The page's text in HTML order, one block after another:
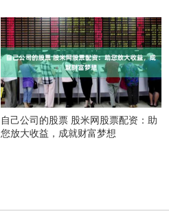
自己公司的股票 股米网股票配资：助
您放大收益，成就财富梦想